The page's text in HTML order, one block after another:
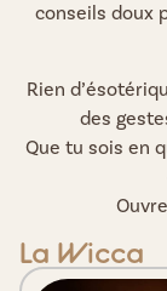
conseils doux
Rien
des
Que tu sois en
La Wicca